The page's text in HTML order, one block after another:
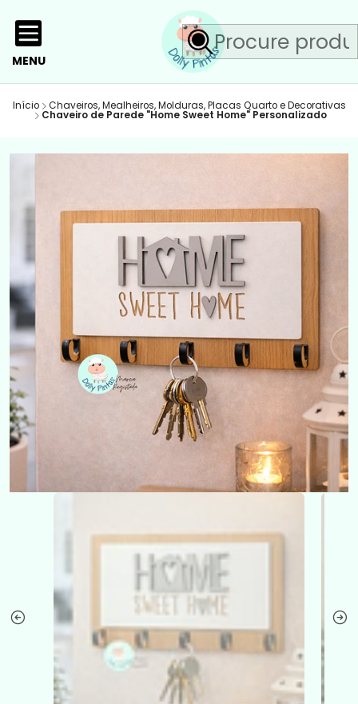
MENU
Início Chaveiros, Mealheiros, Molduras, Placas Quarto e Decorativas
Chaveiro de Parede "Home Sweet Home" Personalizado